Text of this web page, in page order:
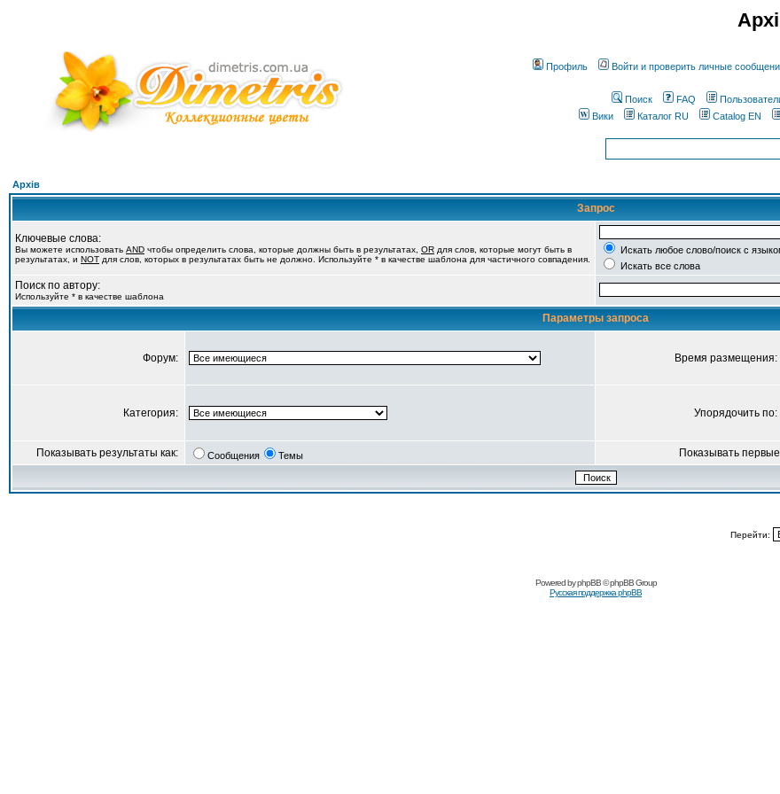
Профиль Войти и проверить личные
Поиск FAQ
Вики
Каталог RU Catalog EN
Архів
Запрос
Ключевые слова:
Вы можете использовать AND чтобы определить слова, которые должны быть в результатах, OR для слов, которые могут быть в
результатах, и NOT для слов, которых в результатах быть не должно. Используйте * в качестве шаблона для частичного совпадения.
Искать любое слово/поиск с
Искать все слова
Поиск по автору:
Используйте * в качестве шаблона
Параметры запроса
Форум: Время размещения:
Категория: Упорядочить по:
Показывать результаты как: Сообщения Темы Показывать первые
Перейти:
Powered byphpBB© phpBB Group
Русская поддержка phpBB